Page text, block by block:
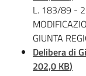
L. 183/89 -
GIUNTA
Delibera di
202,0 KB)